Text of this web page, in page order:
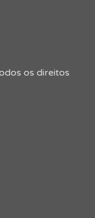
os direitos